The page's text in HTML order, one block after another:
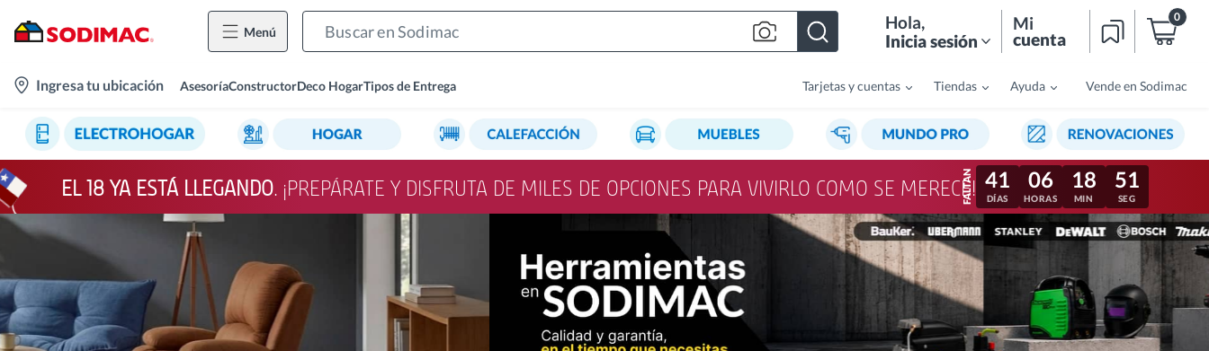
Menú Hola,
Inicia sesión
Mi
cuenta
0
location-
Ingresa tu ubicación AsesoríaConstructorDeco HogarTipos de Entrega Tarjetas y cuentas Tiendas Ayuda Vende en Sodimac
EL 18 YA ESTÁ LLEGANDO. ¡PREPÁRATE Y DISFRUTA DE MILES DE OPCIONES PARA VIVIRLO COMO SE MERECE! 41
DÍAS
06
HORAS
18
MIN
48
SEG